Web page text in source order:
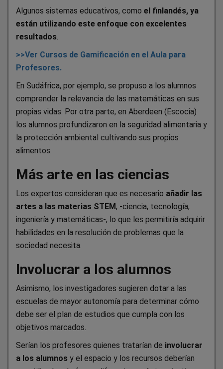
Algunos sistemas educativos, como el finlandés, ya
están utilizando este enfoque con excelentes
resultados
>>Ver Cursos de Gamificación en el Aula para
Profesores.
En Sudáfrica, por ejemplo, se propuso a los alumnos
comprender la relevancia de las matemáticas en sus
propias vidas. Por otra parte, en Aberdeen (Escocia)
los alumnos profundizaron en la seguridad alimentaria y
la protección ambiental cultivando sus propios
alimentos.
Más arte en las ciencias
Los expertos consideran que es necesario añadir las
artes a las materias STEM, -ciencia, tecnología,
ingeniería y matemáticas-, lo que les permitiría adquirir
habilidades en la resolución de problemas que la
sociedad necesita.
Involucrar a los alumnos
Asimismo, los investigadores sugieren dotar a las
escuelas de mayor autonomía para determinar cómo
debe ser el plan de estudios que cumpla con los
objetivos marcados.
Serían los profesores quienes tratarían de involucrar
a los alumnos y el espacio y los recursos deberían